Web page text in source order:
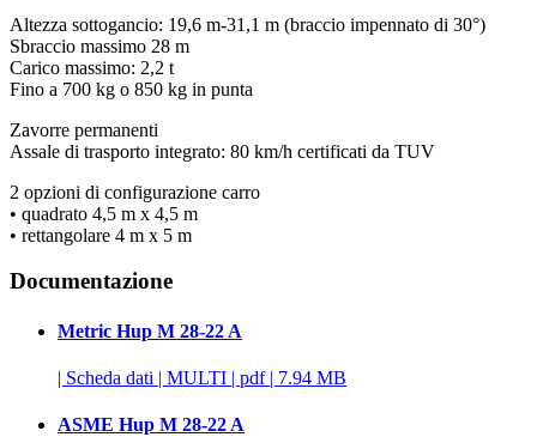
Altezza sottogancio: 19,6 m-31,1 m (braccio impennato di 30°)
Sbraccio massimo 28 m
Carico massimo: 2,2 t
Fino a 700 kg o 850 kg in punta
Zavorre permanenti
Assale di trasporto integrato: 80 km/h certificati da TUV
2 opzioni di configurazione carro
• quadrato 4,5 m x 4,5 m
• rettangolare 4 m x 5 m
Documentazione
Metric Hup M 28-22 A
| Scheda dati | MULTI | pdf | 7.94 MB
ASME Hup M 28-22 A